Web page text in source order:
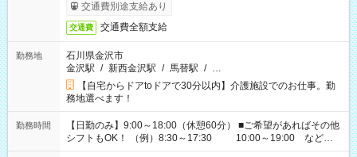
交通費別途支給あり
交通費 交通費全額支給
勤務地
石川県金沢市
金沢駅 / 新西金沢駅 / 馬替駅 / …
【自宅からドアtoドアで30分以内】介護施設でのお仕事。勤
務地選べます！
勤務時間
【日勤のみ】9:00～18:00（休憩60分） ■ご希望があればその他
シフトもOK！ （例）8:30～17:30 10:00～19:00 など
「家族とお休みを合わせたい」 「できれば残業はしたくない」